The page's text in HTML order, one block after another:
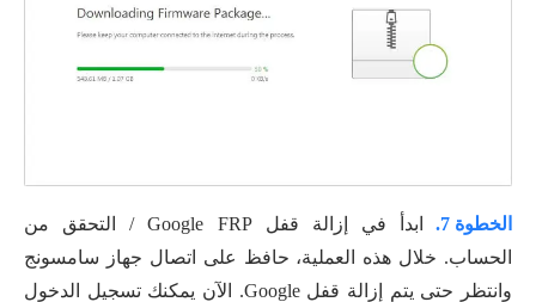
الخطوة 7.
ابدأ في إزالة قفل Google FRP / التحقق من
الحساب. خلال هذه العملية، حافظ على اتصال جهاز سامسونج
وانتظر حتى يتم إزالة قفل Google. الآن يمكنك تسجيل الدخول